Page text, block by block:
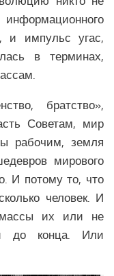
и импульс угас,
в терминах,
братство»,
Советам, мир
рабочим, земля
мирового
И потому то, что
человек. И
массы их или не
до конца. Или